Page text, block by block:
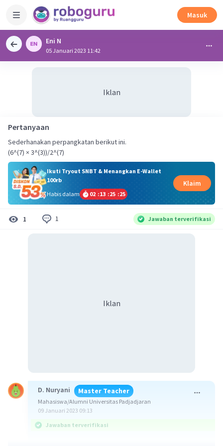
Masuk
Eni N
05 Januari 2023 11:42
Iklan
Pertanyaan
Sederhanakan perpangkatan berikut ini.
(6^(7) × 3^(3))/2^(7)
Ikuti Tryout SNBT & Menangkan E-Wallet
100rb
Habis dalam
02 :13 :25 :25
Klaim
1 1 Jawaban terverifikasi
Iklan
D. Nuryani Master Teacher
Mahasiswa/Alumni Universitas Padjadjaran
09 Januari 2023 09:13
Jawaban terverifikasi